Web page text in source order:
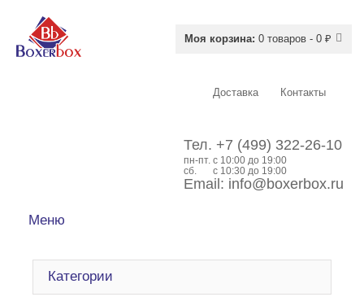
Моя корзина: 0 товаров - 0 ₽
Доставка Контакты
Тел. +7 (499) 322-26-10
пн-пт. c 10:00 до 19:00
сб.
с 10:30 до 19:00
Email: info@boxerbox.ru
Меню
Категории